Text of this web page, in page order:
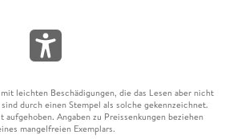
leichten Beschädigungen, die das Lesen aber nicht
durch einen Stempel als solche gekennzeichnet.
Angaben zu Preissenkungen beziehen
mangelfreien Exemplars.